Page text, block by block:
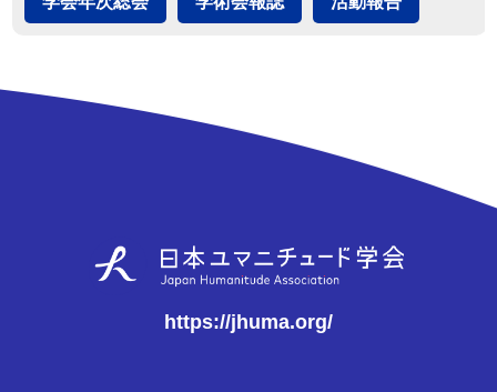
https://jhuma.org/